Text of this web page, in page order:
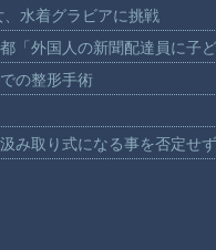
、水着グラビアに挑戦
外国人の新聞配達員に子
の整形手術
み取り式になる事を否定せ